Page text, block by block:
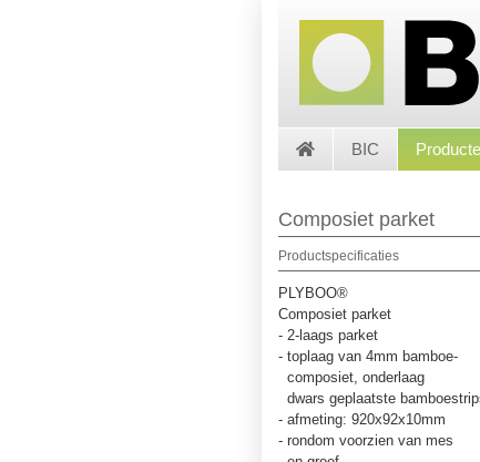
BIC
Composiet parket
Productspecificaties
PLYBOO®
Composiet parket
- 2-laags parket
- toplaag van 4mm bamboe-
composiet, onderlaag
dwars geplaatste
- afmeting: 920x92x10mm
- rondom voorzien van mes